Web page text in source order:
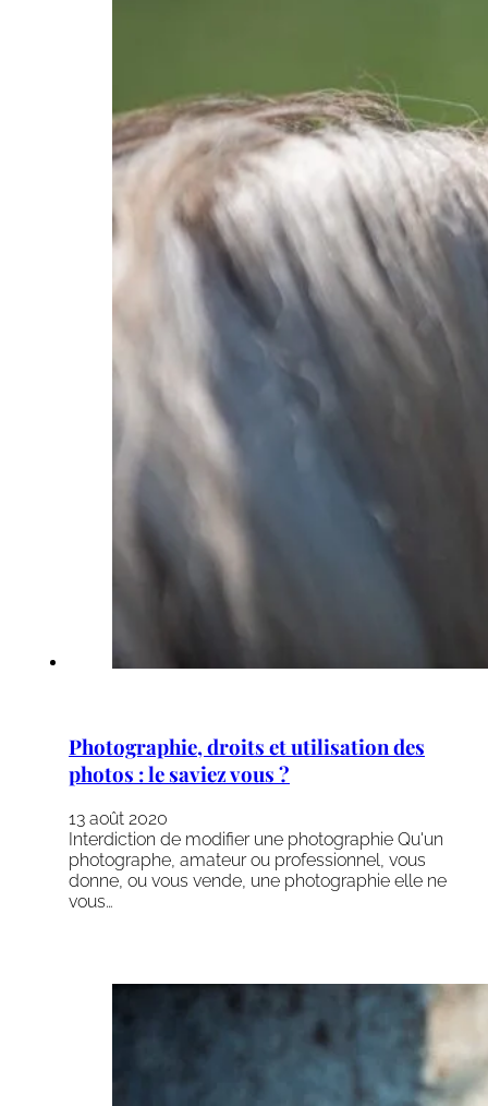
Photographie, droits et utilisation des
photos : le saviez vous ?
13 août 2020
Interdiction de modifier une photographie Qu'un
photographe, amateur ou professionnel, vous
donne, ou vous vende, une photographie elle ne
vous…